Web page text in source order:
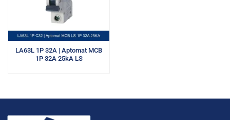
LA63L 1P 32A | Aptomat MCB
1P 32A 25kA LS